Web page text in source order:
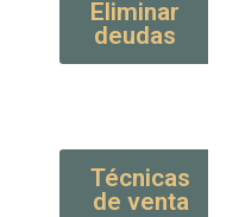
Eliminar
deudas
Técnicas
de venta